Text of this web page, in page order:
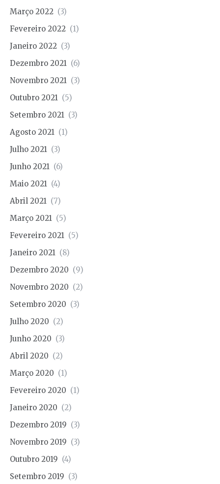
Março 2022 (3)
Fevereiro 2022 (1)
Janeiro 2022 (3)
Dezembro 2021 (6)
Novembro 2021 (3)
Outubro 2021 (5)
Setembro 2021 (3)
Agosto 2021 (1)
Julho 2021 (3)
Junho 2021 (6)
Maio 2021 (4)
Abril 2021 (7)
Março 2021 (5)
Fevereiro 2021 (5)
Janeiro 2021 (8)
Dezembro 2020 (9)
Novembro 2020 (2)
Setembro 2020 (3)
Julho 2020 (2)
Junho 2020 (3)
Abril 2020 (2)
Março 2020 (1)
Fevereiro 2020 (1)
Janeiro 2020 (2)
Dezembro 2019 (3)
Novembro 2019 (3)
Outubro 2019 (4)
Setembro 2019 (3)